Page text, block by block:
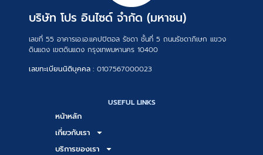
บริษัท โปร อินไซด์ จำกัด (มหาชน)
เลขที่ 55 อาคารเอ.เอ.แคปปิตอล รัชดา ชั้นที่ 5 ถนนรัชดาภิเษก แขวง
ดินแดง เขตดินแดง กรุงเทพมหานคร 10400
เลขทะเบียนนิติบุคคล : 0107567000023
USEFUL LINKS
หน้าหลัก
เกี่ยวกับเรา
บริการของเรา